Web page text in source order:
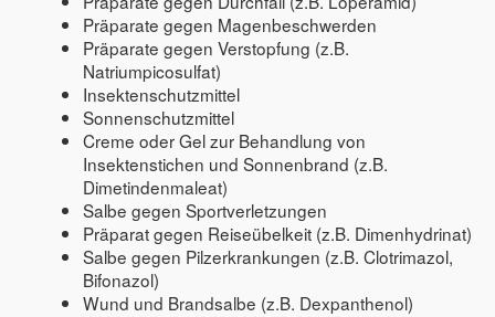
Präparate gegen Magenbeschwerden
Präparate gegen Verstopfung (z.B.
Natriumpicosulfat)
Insektenschutzmittel
Sonnenschutzmittel
Creme oder Gel zur Behandlung von
Insektenstichen und Sonnenbrand (z.B.
Dimetindenmaleat)
Salbe gegen Sportverletzungen
Präparat gegen Reiseübelkeit (z.B. Dimenhydrinat)
Salbe gegen Pilzerkrankungen (z.B. Clotrimazol,
Bifonazol)
Wund und Brandsalbe (z.B. Dexpanthenol)